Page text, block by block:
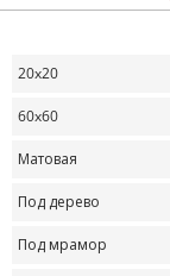
20x20
60x60
Матовая
Под дерево
Под мрамор